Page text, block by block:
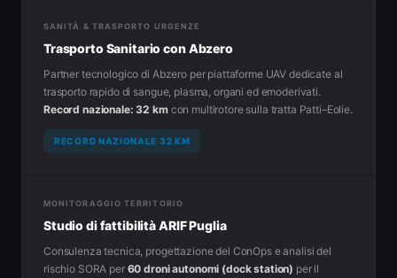
SANITÀ & TRASPORTO URGENZE
Trasporto Sanitario con Abzero
Partner tecnologico di Abzero per piattaforme UAV dedicate al
trasporto rapido di sangue, plasma, organi ed emoderivati.
Record nazionale: 32 kmcon multirotore sulla tratta Patti–Eolie.
RECORD NAZIONALE 32 KM
MONITORAGGIO TERRITORIO
Studio di fattibilità ARIF Puglia
Consulenza tecnica, progettazione del ConOps e analisi del
rischio SORA per 60 droni autonomi (dock station) per il